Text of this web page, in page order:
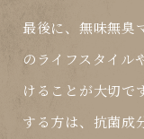
最後に、無味無臭
のライフスタイル
けることが大切で
する方は、抗菌成